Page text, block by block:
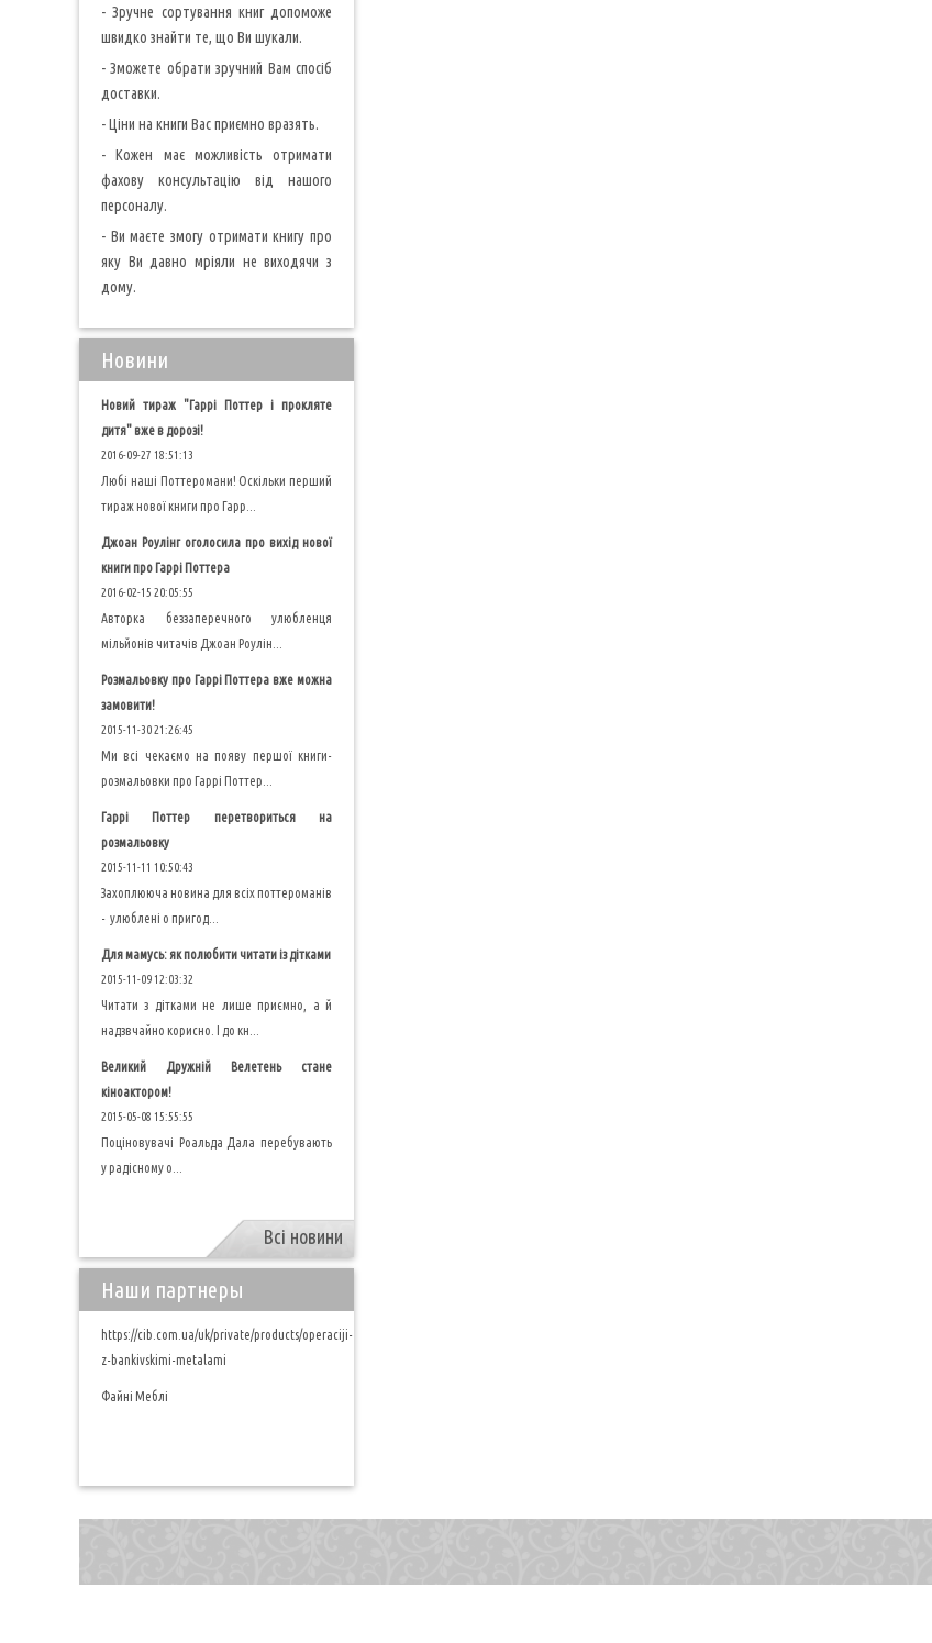
- Зручне сортування книг допоможе
швидко знайти те, що Ви шукали.
- Зможете обрати зручний Вам спосіб
доставки.
- Ціни на книги Вас приємно вразять.
- Кожен має можливість отримати
фахову консультацію від нашого
персоналу.
- Ви маєте змогу отримати книгу про
яку Ви давно мріяли не виходячи з
дому.
Новини
Новий тираж "Гаррі Поттер і прокляте
дитя" вже в дорозі!
2016-09-27 18:51:13
Любі наші Поттеромани! Оскільки перший
тираж нової книги про Гарр...
Джоан Роулінг оголосила про вихід нової
книги про Гаррі Поттера
2016-02-15 20:05:55
Авторка беззаперечного улюбленця
мільйонів читачів Джоан Роулін...
Розмальовку про Гаррі Поттера вже можна
замовити!
2015-11-30 21:26:45
Ми всі чекаємо на появу першої книги-
розмальовки про Гаррі Поттер...
Гаррі Поттер перетвориться на
розмальовку
2015-11-11 10:50:43
Захоплююча новина для всіх поттероманів
- улюблені о пригод...
Для мамусь: як полюбити читати із дітками
2015-11-09 12:03:32
Читати з дітками не лише приємно, а й
надзвчайно корисно. І до кн...
Великий Дружній Велетень стане
кіноактором!
2015-05-08 15:55:55
Поціновувачі Роальда Дала перебувають
у радісному о...
Всі новини
Наши партнеры
https://cib.com.ua/uk/private/products/operaciji-
z-bankivskimi-metalami
Файні Меблі